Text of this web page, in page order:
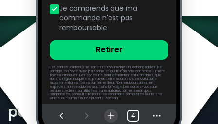
Je comprends que ma
commande n'est pas
remboursable
Retirer
Les cartes-cadeaux ne sont ni remboursables ni échangeables. Ne
partage ton code avec personne en qui tu n'as pas confiance - méfie-
toi des arnaques. Les codes ne sont généralement utilisables que
dans la région indiquée et peuvent être soumis à des conditions
supplémentaires fixées par l'émetteur. Non remboursables en
espèces ni revendables sauf si la loi l'exige. Les cartes-cadeaux
perdues, volées ou utilisées sans autorisation ne seront pas
remplacées. Consulte toujours les conditions complètes sur le site
officiel du fournisseur de la carte-cadeau.
4
Questions fréquemment
posées